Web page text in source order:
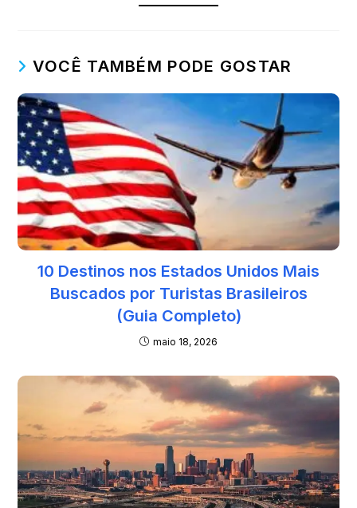
VOCÊ TAMBÉM PODE GOSTAR
10 Destinos nos Estados Unidos Mais
Buscados por Turistas Brasileiros
(Guia Completo)
maio 18, 2026